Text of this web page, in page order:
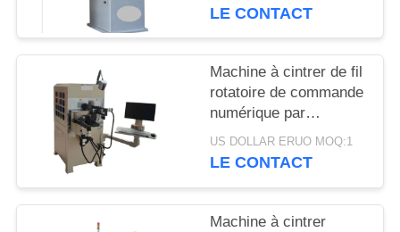
LE CONTACT
Machine à cintrer de fil
rotatoire de commande
numérique par
ordinateur pour
l'industrie de mobilité
US DOLLAR ERUO MOQ:1
LE CONTACT
Machine à cintrer